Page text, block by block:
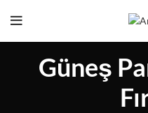
Güneş